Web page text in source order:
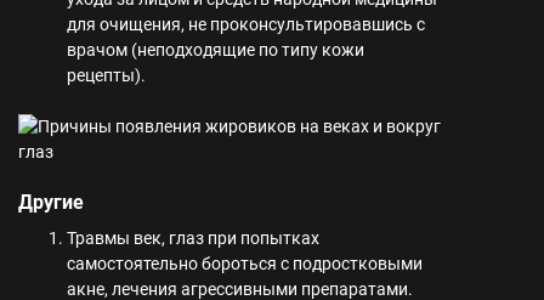
для очищения, не проконсультировавшись с
врачом (неподходящие по типу кожи
рецепты).
Другие
Травмы век, глаз при попытках
самостоятельно бороться с подростковыми
акне, лечения агрессивными препаратами.